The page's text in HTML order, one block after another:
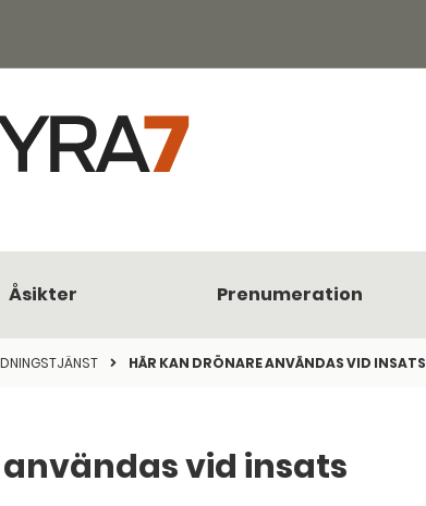
Åsikter Prenumeration
HÄR KAN DRÖNARE ANVÄNDAS VID INSATS
vid insats